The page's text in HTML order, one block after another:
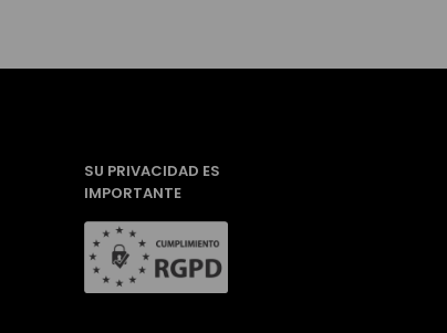
SU PRIVACIDAD ES
IMPORTANTE